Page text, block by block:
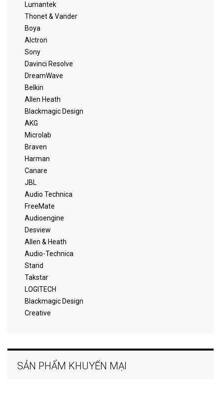
Lumantek
Thonet & Vander
Boya
Alctron
Sony
Davinci Resolve
DreamWave
Belkin
Allen Heath
Blackmagic Design
AKG
Microlab
Braven
Harman
Canare
JBL
Audio Technica
FreeMate
Audioengine
Desview
Allen & Heath
Audio-Technica
Stand
Takstar
LOGITECH
Blackmagic Design
Creative
SẢN PHẨM KHUYẾN MẠI